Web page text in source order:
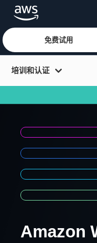
跳至主要内容
免费试用
培训和认证
培养您的团队
AWS 合作伙伴培训
教育计划
博客
Amazon